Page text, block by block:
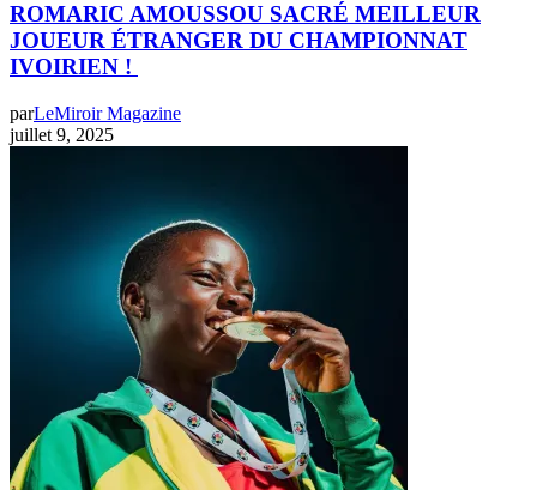
ROMARIC AMOUSSOU SACRÉ MEILLEUR
JOUEUR ÉTRANGER DU CHAMPIONNAT
IVOIRIEN !
parLeMiroir Magazine
juillet 9, 2025